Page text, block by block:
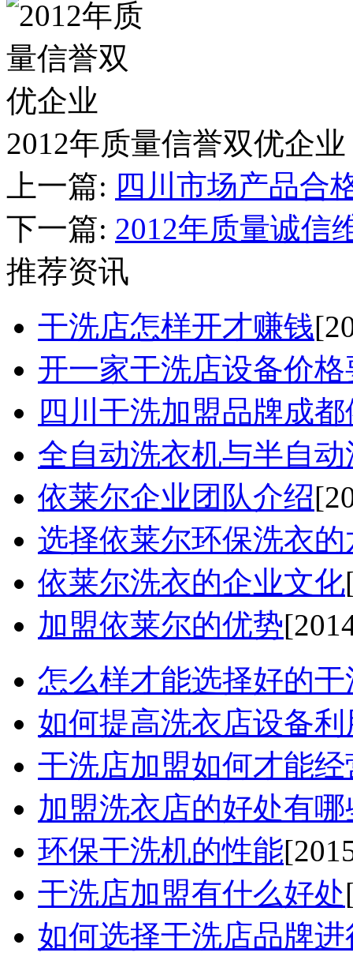
2012年质量信誉双优企业
上一篇: 四川市场产品合
下一篇: 2012年质量诚信
推荐资讯
干洗店怎样开才赚钱
开一家干洗店设备价
四川干洗加盟品牌成
全自动洗衣机与半自
依莱尔企业团队介绍
选择依莱尔环保洗衣
依莱尔洗衣的企业文化
加盟依莱尔的优势
怎么样才能选择好的干
如何提高洗衣店设备利
干洗店加盟如何才能经
加盟洗衣店的好处有哪
环保干洗机的性能
干洗店加盟有什么好处
如何选择干洗店品牌进